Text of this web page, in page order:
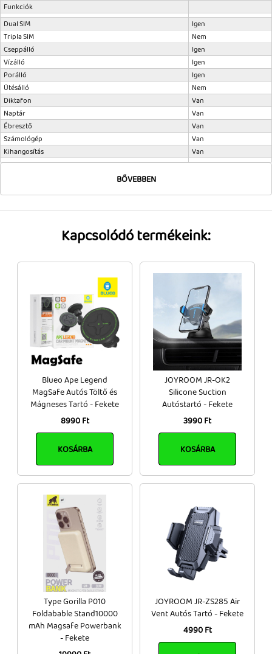
Funkciók
Dual SIM
Igen
Tripla SIM
Nem
Cseppálló
Igen
Vízálló
Igen
Porálló
Igen
Ütésálló
Nem
Diktafon
Van
Naptár
Van
Ébresztő
Van
Számológép
Van
Kihangosítás
Van
BŐVEBBEN
Kapcsolódó termékeink:
Blueo Ape Legend
MagSafe Autós Töltő és
Mágneses Tartó - Fekete
8990 Ft
KOSÁRBA
JOYROOM JR-OK2
Silicone Suction
Autóstartó - Fekete
3990 Ft
KOSÁRBA
Type Gorilla P010
Foldabable Stand10000
mAh Magsafe Powerbank
- Fekete
JOYROOM JR-ZS285 Air
Vent Autós Tartó - Fekete
4990 Ft